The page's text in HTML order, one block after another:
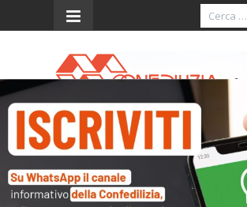
Menu
CASSAZIONE CIVILE
CONDOMINIO